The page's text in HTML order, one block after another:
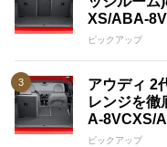
XS/ABA-
ピックアップ
アウディ 2
レンジを徹
A-8VCXS/
ピックアップ